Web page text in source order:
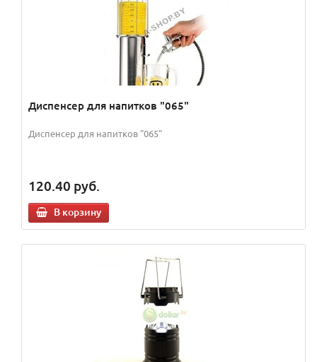
Диспенсер для напитков "065"
Диспенсер для напитков "065"
120.40 руб.
В корзину